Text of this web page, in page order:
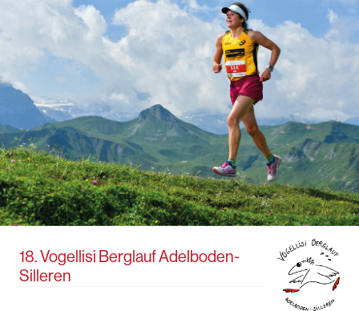
18. Vogellisi Berglauf Adelboden-
Silleren